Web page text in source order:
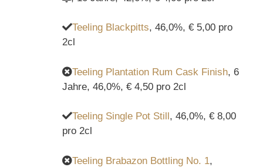
Teeling Blackpitts, 46,0%, € 5,00 pro
2cl
Teeling Plantation Rum Cask Finish, 6
Jahre, 46,0%, € 4,50 pro 2cl
Teeling Single Pot Still, 46,0%, € 8,00
pro 2cl
Teeling Brabazon Bottling No. 1,